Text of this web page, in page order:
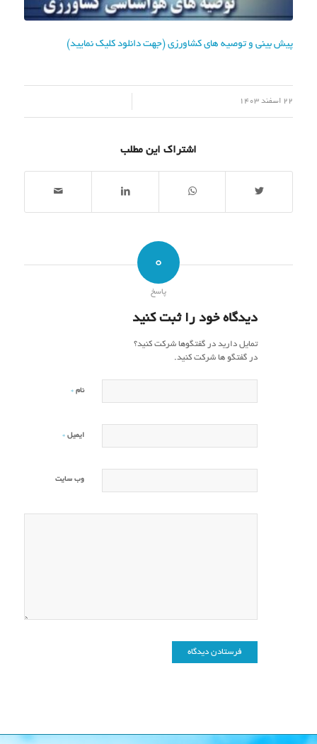
پیش بینی و توصیه های کشاورزی (جهت دانلود کلیک نمایید)
22 اسفند 1403
اشتراک این مطلب
0
پاسخ
دیدگاه خود را ثبت کنید
تمایل دارید در گفتگوها شرکت کنید؟
در گفتگو ها شرکت کنید.
نام *
ایمیل *
وب‌ سایت